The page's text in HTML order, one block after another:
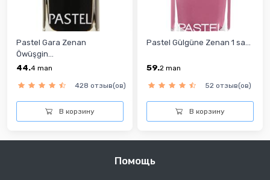
Pastel Gara Zenan
Öwüşgin...
44.4 man
428 отзыв(ов)
В корзину
Pastel Gülgüne Zenan 1 sa...
59.2 man
52 отзыв(ов)
В корзину
Помощь